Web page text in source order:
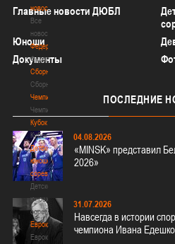
новости
Все
новости
Федерация
Федерация
Сборные
Сборные
Чемпионат
Чемпионат
Кубок
Кубок
Детско-
юношеские
соревнования
Детско-
юношеские
соревнования
Еврокубки
Еврокубки
Главные новости ДЮБЛ
Юноши
Документы
ПОСЛЕДНИЕ
04.08.2026
«MINSK» представил
2026»
31.07.2026
Навсегда в истории
чемпиона Ивана Едешко